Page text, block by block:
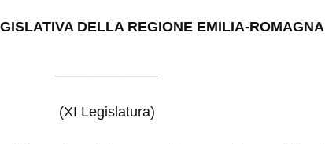
DELLA REGIONE EMILIA-ROMAGNA
(XI Legislatura)